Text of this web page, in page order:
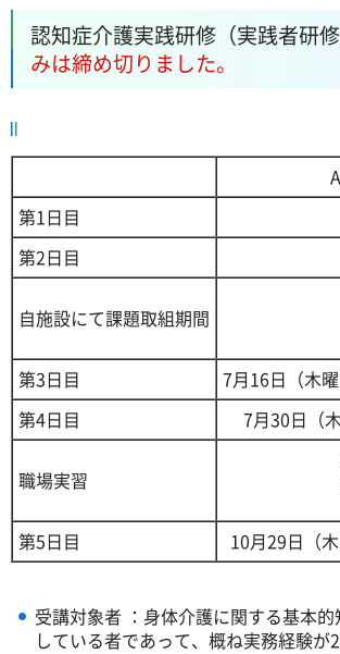
認知症介護実践研修（実践者研修
みは締め切りました。
第1日目
第2日目
自施設にて課題取組期間
第3日目
7月16日（木
第4日目
7月30日（
職場実習
第5日目 10月29日（
受講対象者 ：身体介護に関する基本
している者であって、概ね実務経験が2